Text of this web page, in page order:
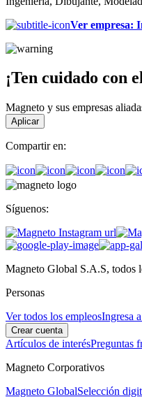
Ver empresa:
¡Ten cuidado con
Magneto y sus empresas
Aplicar
Compartir en:
Síguenos:
Magneto Global S.A.S, todos
Personas
Ver todos los empleosIngresa
Crear cuenta
Artículos de interésPreguntas
Magneto Corporativos
Magneto GlobalSelección